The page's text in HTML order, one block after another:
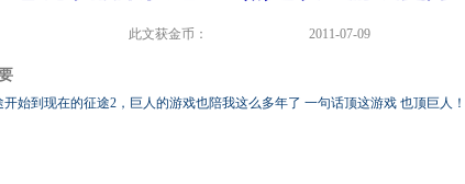
此文获金币： 2011-07-09
开始到现在的征途2，巨人的游戏也陪我这么多年了 一句话顶这游戏 也顶巨人！